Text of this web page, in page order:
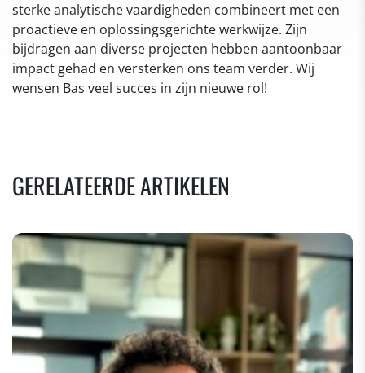
sterke analytische vaardigheden combineert met een
proactieve en oplossingsgerichte werkwijze. Zijn
bijdragen aan diverse projecten hebben aantoonbaar
impact gehad en versterken ons team verder. Wij
wensen Bas veel succes in zijn nieuwe rol!
GERELATEERDE ARTIKELEN